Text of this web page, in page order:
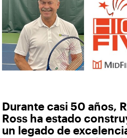
Durante casi 50 años,
Ross ha estado
un legado de